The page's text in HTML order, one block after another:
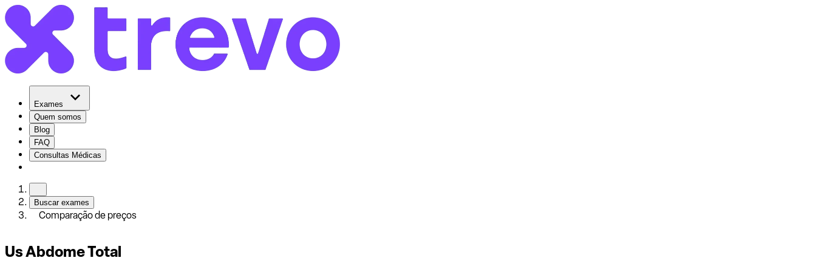
Exames
Quem somos
Blog
FAQ
Consultas Médicas
Buscar exames
Comparação de preços
Us Abdome Total